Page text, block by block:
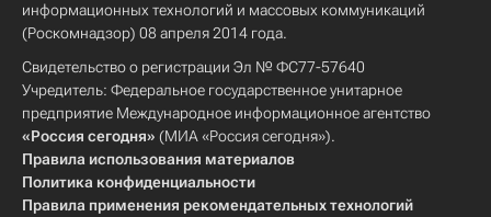
информационных технологий и массовых коммуникаций
(Роскомнадзор) 08 апреля 2014 года.
Свидетельство о регистрации Эл № ФС77-57640
Учредитель: Федеральное государственное унитарное
предприятие Международное информационное агентство
«Россия сегодня» (МИА «Россия сегодня»).
Правила использования материалов
Политика конфиденциальности
Правила применения рекомендательных технологий